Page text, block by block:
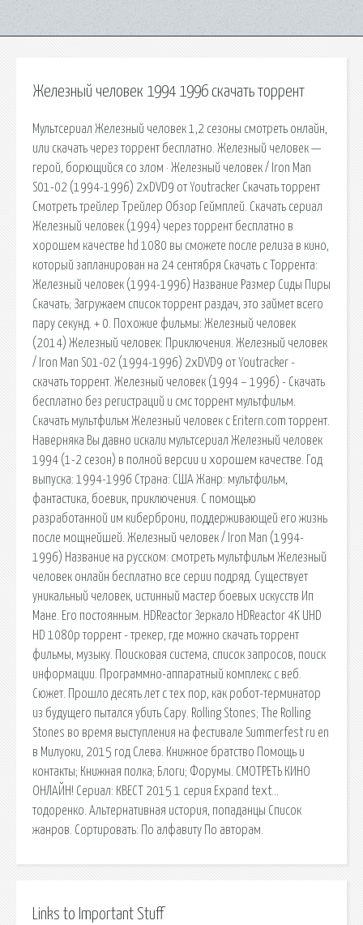
Железный человек 1994 1996 скачать торрент
Мультсериал Железный человек 1,2 сезоны смотреть онлайн,
или скачать через торрент бесплатно. Железный человек —
герой, борющийся со злом · Железный человек / Iron Man
S01-02 (1994-1996) 2xDVD9 от Youtracker Скачать торрент
Смотреть трейлер Трейлер Обзор Геймплей. Скачать сериал
Железный человек (1994) через торрент бесплатно в
хорошем качестве hd 1080 вы сможете после релиза в кино,
который запланирован на 24 сентября Скачать с Торрента:
Железный человек (1994-1996) Название Размер Сиды Пиры
Скачать; Загружаем список торрент раздач, это займет всего
пару секунд. + 0. Похожие фильмы: Железный человек
(2014) Железный человек: Приключения. Железный человек
/ Iron Man S01-02 (1994-1996) 2xDVD9 от Youtracker -
скачать торрент. Железный человек (1994 – 1996) - Скачать
бесплатно без регистраций и смс торрент мультфильм.
Скачать мультфильм Железный человек с Eritern.com торрент.
Наверняка Вы давно искали мультсериал Железный человек
1994 (1-2 сезон) в полной версии и хорошем качестве. Год
выпуска: 1994-1996 Страна: США Жанр: мультфильм,
фантастика, боевик, приключения. С помощью
разработанной им киберброни, поддерживающей его жизнь
после мощнейшей. Железный человек / Iron Man (1994-
1996) Название на русском: смотреть мультфильм Железный
человек онлайн бесплатно все серии подряд. Существует
уникальный человек, истинный мастер боевых искусств Ип
Мане. Его постоянным. HDReactor Зеркало HDReactor 4K UHD
HD 1080p торрент - трекер, где можно скачать торрент
фильмы, музыку. Поисковая сиcтема, список запросов, поиск
информации. Программно-аппаратный комплекс с веб.
Сюжет. Прошло десять лет с тех пор, как робот-терминатор
из будущего пытался убить Сару. Rolling Stones; The Rolling
Stones во время выступления на фестивале Summerfest ru en
в Милуоки, 2015 год Слева. Книжное братство Помощь и
контакты; Книжная полка; Блоги; Форумы. СМОТРЕТЬ КИНО
ОНЛАЙН! Сериал: КВЕСТ 2015 1 серия Expand text…
тодоренко. Альтернативная история, попаданцы Список
жанров. Сортировать: По алфавиту По авторам.
Links to Important Stuff